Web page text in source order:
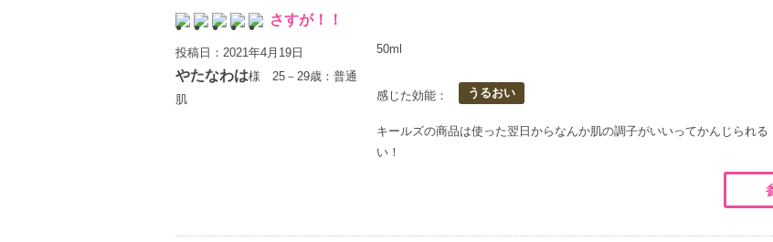
さすが！！
投稿日：2021年4月19日
やたなわは様 25－29歳：普通
肌
50ml
感じた効能： うるおい
キールズの商品は使った翌日からなんか肌の調子がいいってかんじられる
い！